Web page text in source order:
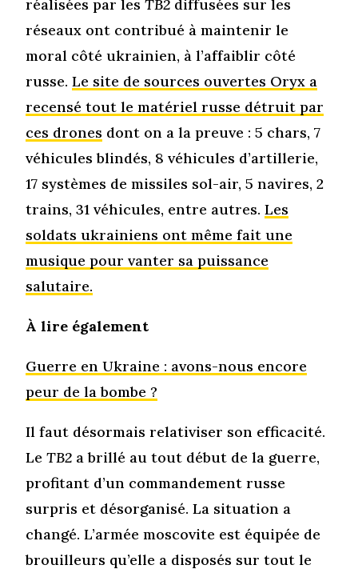
réalisées par lesTB2 diffusées sur les
réseaux ont contribué à maintenir le
moral côté ukrainien, à l’affaiblir côté
russe.Le site de sources ouvertes Oryx a
recensé tout le matériel russe détruit par
ces drones dont on a la preuve : 5 chars, 7
véhicules blindés, 8 véhicules d’artillerie,
17 systèmes de missiles sol-air, 5 navires, 2
trains, 31 véhicules, entre autres.Les
soldats ukrainiens ont même fait une
musique pour vanter sa puissance
salutaire.
À lire également
Guerre en Ukraine : avons-nous encore
peur de la bombe ?
Il faut désormais relativiser son efficacité.
LeTB2 a brillé au tout début de la guerre,
profitant d’un commandement russe
surpris et désorganisé. La situation a
changé. L’armée moscovite est équipée de
brouilleurs qu’elle a disposés sur tout le